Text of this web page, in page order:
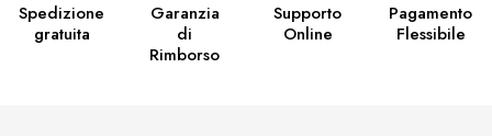
Spedizione
gratuita
Garanzia
di
Rimborso
Supporto
Online
Pagamento
Flessibile